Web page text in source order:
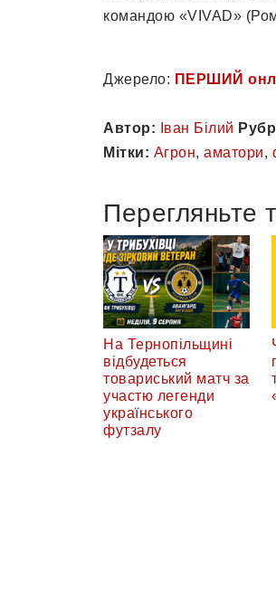
командою «VIVAD»
Джерело: ПЕРШИЙ
Автор: Іван Білий
Мітки: Агрон, аматори,
Перегляньте
На Тернопільщині
відбудеться
товариський матч за
участю легенди
українського
футзалу